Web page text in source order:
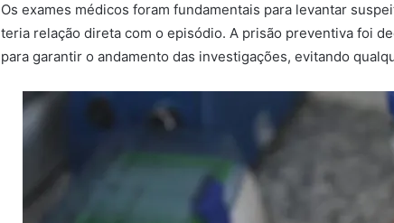
Os exames médicos foram fundamentais para levantar
teria relação direta com o episódio. A prisão preventiva foi
para garantir o andamento das investigações, evitando